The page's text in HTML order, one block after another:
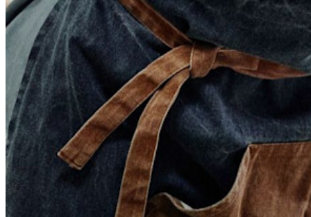
TOTP intégré
Accès d'urgence
Partage de Données Sensibles
Intégration des alias d'email
Multiplateforme avec appareils illimités
Fonctionnalités Principales des Plans d'Affaires
Access Intelligence
Intégration de répertoire
intégration-sso
Self-hosting Bitwarden